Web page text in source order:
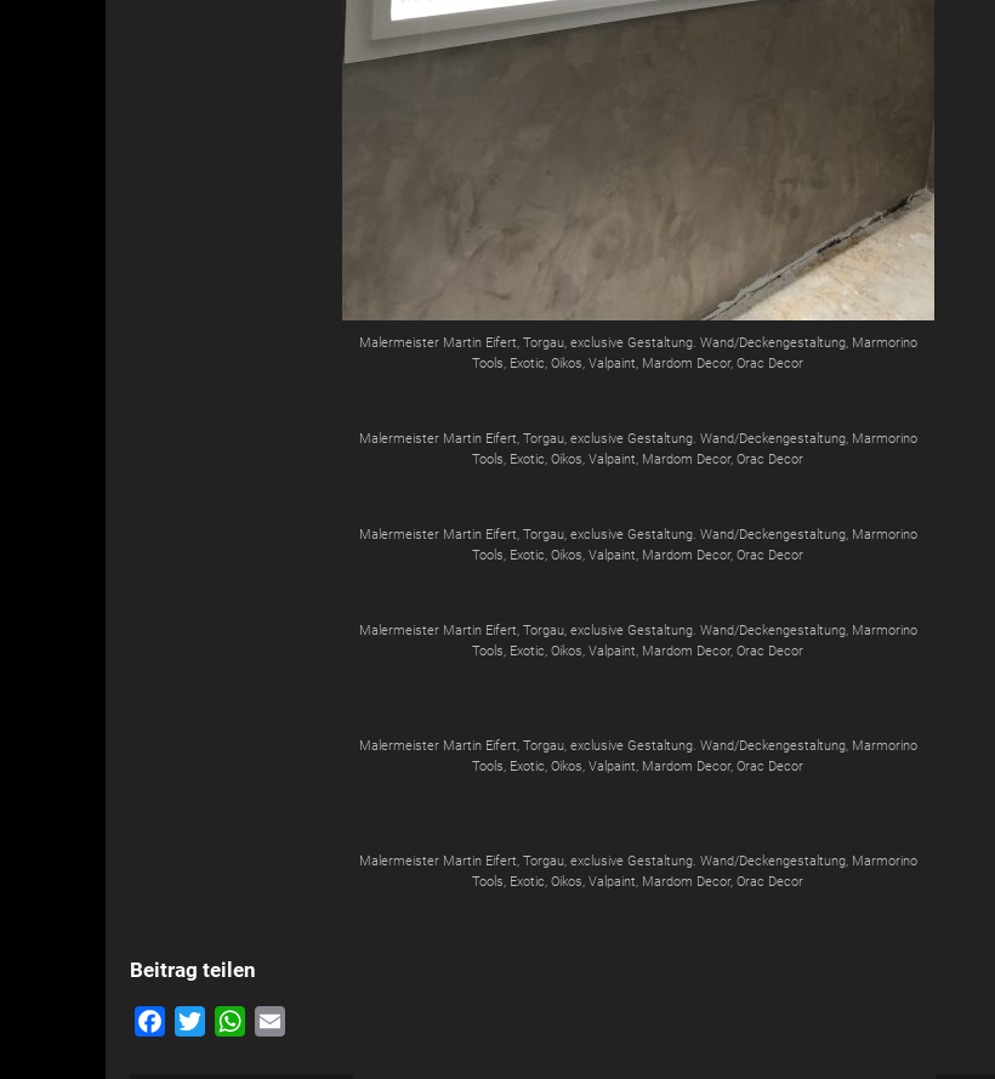
Malermeister Martin Eifert, Torgau, exclusive Gestaltung. Wand/Deckengestaltung, Marmorino
Tools, Exotic, Oikos, Valpaint, Mardom Decor, Orac Decor
Malermeister Martin Eifert, Torgau, exclusive Gestaltung. Wand/Deckengestaltung, Marmorino
Tools, Exotic, Oikos, Valpaint, Mardom Decor, Orac Decor
Malermeister Martin Eifert, Torgau, exclusive Gestaltung. Wand/Deckengestaltung, Marmorino
Tools, Exotic, Oikos, Valpaint, Mardom Decor, Orac Decor
Malermeister Martin Eifert, Torgau, exclusive Gestaltung. Wand/Deckengestaltung, Marmorino
Tools, Exotic, Oikos, Valpaint, Mardom Decor, Orac Decor
Malermeister Martin Eifert, Torgau, exclusive Gestaltung. Wand/Deckengestaltung, Marmorino
Tools, Exotic, Oikos, Valpaint, Mardom Decor, Orac Decor
Malermeister Martin Eifert, Torgau, exclusive Gestaltung. Wand/Deckengestaltung, Marmorino
Tools, Exotic, Oikos, Valpaint, Mardom Decor, Orac Decor
Beitrag teilen
FacebookTwitterWhatsApp